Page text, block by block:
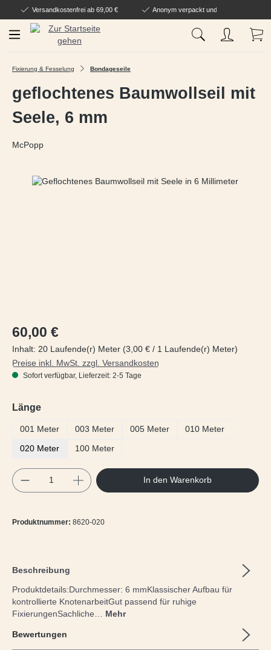
Zum Hauptinhalt springen
Versandkostenfrei ab 69,00 € Anonym verpackt und geliefert
Fixierung & Fesselung Bondageseile
geflochtenes Baumwollseil mit
Seele, 6 mm
McPopp
Regulärer Preis:
60,00 €
Inhalt: 20 Laufende(r) Meter (3,00 € / 1 Laufende(r) Meter)
Preise inkl. MwSt. zzgl. Versandkosten
Sofort verfügbar, Lieferzeit: 2-5 Tage
Längeauswählen
001 Meter 003 Meter 005 Meter 010 Meter
020 Meter 100 Meter
Produkt Anzahl: Gib den gewünschten
In den Warenkorb
Produktnummer: 8620-020
Beschreibung
Produktdetails:Durchmesser: 6 mmKlassischer Aufbau für
kontrollierte KnotenarbeitGut passend für ruhige
FixierungenSachliche… Mehr
Bewertungen